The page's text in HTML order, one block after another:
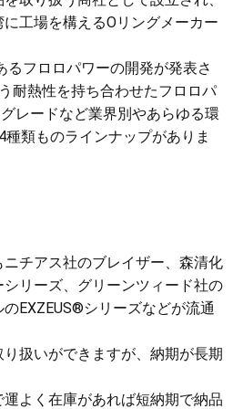
工場を構えるOリングメーカー
フロロパワーの開発が発表さ
耐熱性を持ち合わせたフロロパ
レードなど業界別やあらゆる環
類ものラインナップがありま
チアス社のブレイザー、森清化
リーズ、グリーンツィード社の
EXZEUS®シリーズなどが流通
扱いができますが、納期が長期
よく在庫があれば短納期で納品